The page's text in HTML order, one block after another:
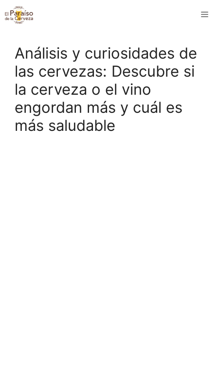
Saltar
al
Análisis y curiosidades de
las cervezas: Descubre si
la cerveza o el vino
engordan más y cuál es
más saludable